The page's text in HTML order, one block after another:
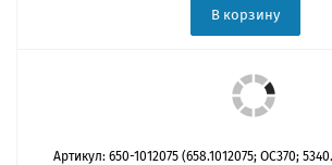
В корзину
Артикул: 650-1012075 (658.1012075; OC370;